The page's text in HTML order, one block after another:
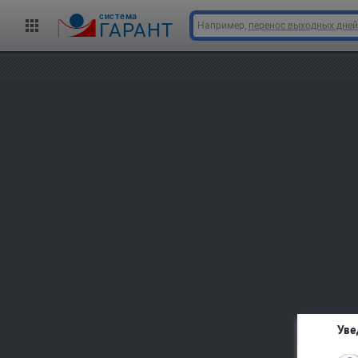
cистема
ГАРАНТ Например, перенос выходных дней